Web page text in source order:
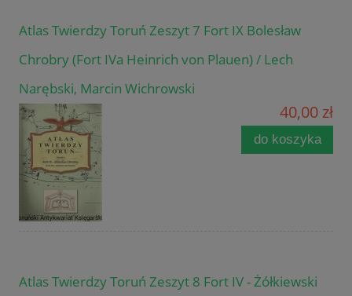
Atlas Twierdzy Toruń Zeszyt 7 Fort IX Bolesław
Chrobry (Fort IVa Heinrich von Plauen) / Lech
Narębski, Marcin Wichrowski
40,00 zł
do koszyka
Atlas Twierdzy Toruń Zeszyt 8 Fort IV - Żółkiewski